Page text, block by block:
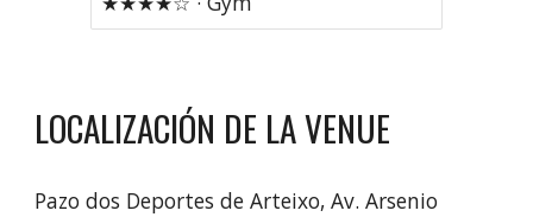
LOCALIZACIÓN DE LA VENUE
Pazo dos Deportes de Arteixo,Av. Arsenio